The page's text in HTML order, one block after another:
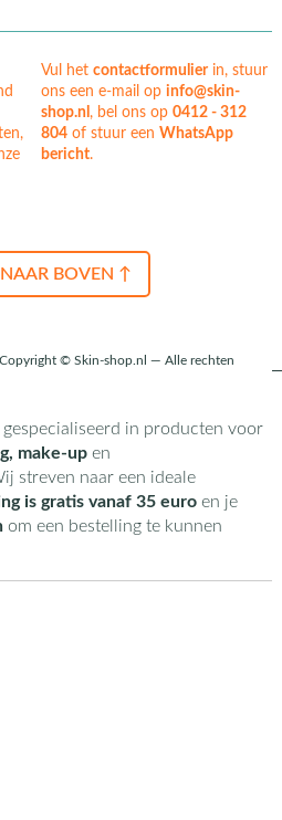
Vul hetcontactformulierin, stuur
ons een e-mail op info@skin-
shop.nl, bel ons op0412 - 312
804 of stuur eenWhatsApp
bericht.
BOVEN ↑
Copyright © Skin-shop.nl — Alle rechten
in producten voor
make-upen
streven naar een ideale
is gratis vanaf 35 euroen je
om een bestelling te kunnen